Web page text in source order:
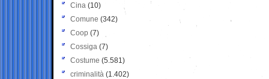
Cina (10)
Comune (342)
Coop (7)
Cossiga (7)
Costume (5.581)
criminalità (1.402)